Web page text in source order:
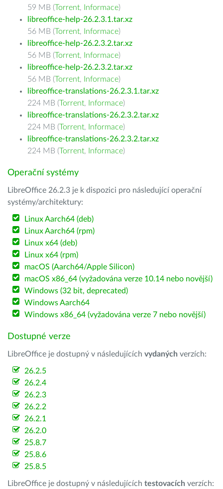
59 MB (Torrent, Informace)
libreoffice-help-26.2.3.1.tar.xz
56 MB (Torrent, Informace)
libreoffice-help-26.2.3.2.tar.xz
56 MB (Torrent, Informace)
libreoffice-help-26.2.3.2.tar.xz
56 MB (Torrent, Informace)
libreoffice-translations-26.2.3.1.tar.xz
224 MB (Torrent, Informace)
libreoffice-translations-26.2.3.2.tar.xz
224 MB (Torrent, Informace)
libreoffice-translations-26.2.3.2.tar.xz
224 MB (Torrent, Informace)
Operační systémy
LibreOffice 26.2.3 je k dispozici pro následující operační
systémy/architektury:
Linux Aarch64 (deb)
Linux Aarch64 (rpm)
Linux x64 (deb)
Linux x64 (rpm)
macOS (Aarch64/Apple Silicon)
macOS x86_64 (vyžadována verze 10.14 nebo novější)
Windows (32 bit, deprecated)
Windows Aarch64
Windows x86_64 (vyžadována verze 7 nebo novější)
Dostupné verze
LibreOffice je dostupný v následujících vydaných verzích:
26.2.5
26.2.4
26.2.3
26.2.2
26.2.1
26.2.0
25.8.7
25.8.6
25.8.5
LibreOffice je dostupný v následujících testovacích verzích: